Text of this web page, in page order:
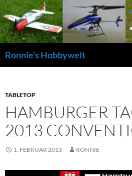
Zum
Inhalt
springen
Ronnie’s Hobbywelt
TABLETOP
HAMBURGER
2013
1. FEBRUAR 2013 RONNIE